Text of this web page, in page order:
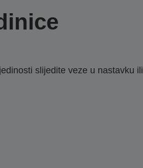
slijedite veze u nastavku ili